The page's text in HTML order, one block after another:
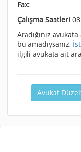
Fax:
Çalışma Saatleri
Aradığınız
bulamadıysanız,
ilgili avukata ait
Avukat